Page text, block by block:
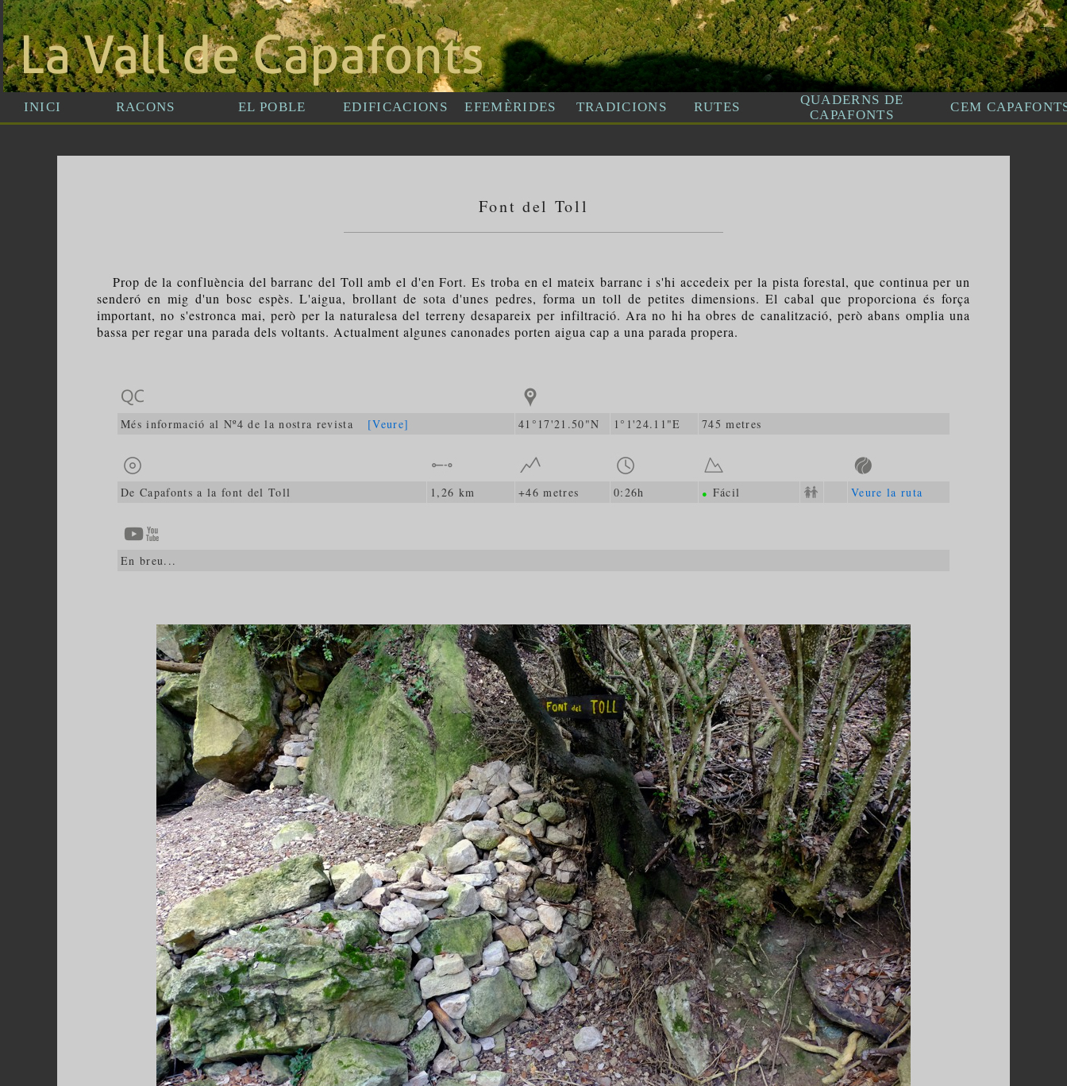
Font del Toll
Prop de la confluència del barranc del Toll amb el d'en Fort. Es troba en el mateix barranc i s'hi accedeix per la pista forestal, que continua per un
senderó en mig d'un bosc espès. L'aigua, brollant de sota d'unes pedres, forma un toll de petites dimensions. El cabal que proporciona és força
important, no s'estronca mai, però per la naturalesa del terreny desapareix per infiltració. Ara no hi ha obres de canalització, però abans omplia una
bassa per regar una parada dels voltants. Actualment algunes canonades porten aigua cap a una parada propera.
Més informació al Nº4 de la nostra revista [Veure] 41°17'21.50"N 1°1'24.11"E 745 metres
De Capafonts a la font del Toll 1,26 km +46 metres 0:26h ● Fácil Veure la ruta
En breu...